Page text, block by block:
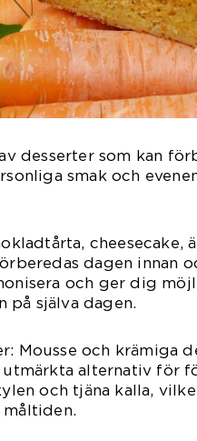
desserter som kan
smak och
dagen innan
och ger dig
på själva dagen.
Mousse och krämiga
alternativ för
och tjäna kalla,